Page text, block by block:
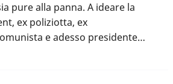
pure alla panna. A ideare la
ex poliziotta, ex
e adesso presidente…